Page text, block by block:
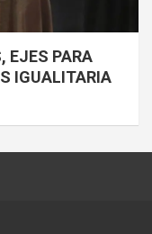
EJES PARA
IGUALITARIA